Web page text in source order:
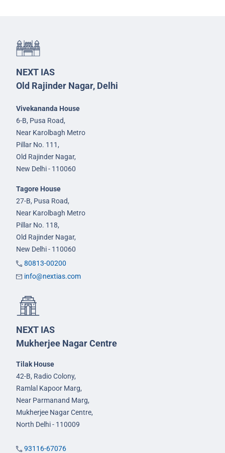
NEXT IAS
Old Rajinder Nagar, Delhi
Vivekananda House
6-B, Pusa Road,
Near Karolbagh Metro
Pillar No. 111,
Old Rajinder Nagar,
New Delhi - 110060
Tagore House
27-B, Pusa Road,
Near Karolbagh Metro
Pillar No. 118,
Old Rajinder Nagar,
New Delhi - 110060
80813-00200
info@nextias.com
NEXT IAS
Mukherjee Nagar Centre
Tilak House
42-B, Radio Colony,
Ramlal Kapoor Marg,
Near Parmanand Marg,
Mukherjee Nagar Centre,
North Delhi - 110009
93116-67076